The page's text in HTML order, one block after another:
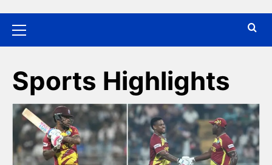
Sports Highlights